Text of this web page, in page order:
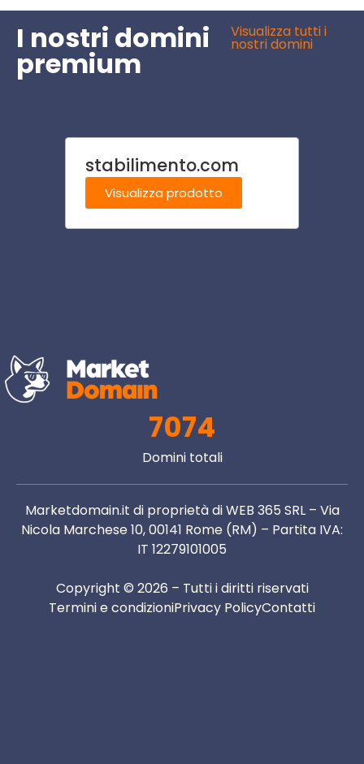
I nostri domini
premium
Visualizza tutti i
nostri domini
stabilimento.com
Visualizza prodotto
7074
Domini totali
Marketdomain.it di proprietà di WEB 365 SRL – Via
Nicola Marchese 10, 00141 Rome (RM) – Partita IVA:
IT 12279101005
Copyright © 2026 – Tutti i diritti riservati
Termini e condizioniPrivacy PolicyContatti